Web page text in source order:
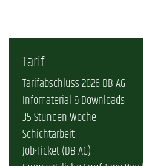
Tarif
Tarifabschluss 2026 DB AG
Infomaterial & Downloads
35-Stunden-Woche
Schichtarbeit
Job-Ticket (DB AG)